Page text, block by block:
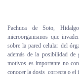
Alumni
Visitantes
Pachuca de Soto,
microorganismos que
sobre la pared celular del
además de la posibilidad de
motivos es importante no
conocer la dosis correcta o el